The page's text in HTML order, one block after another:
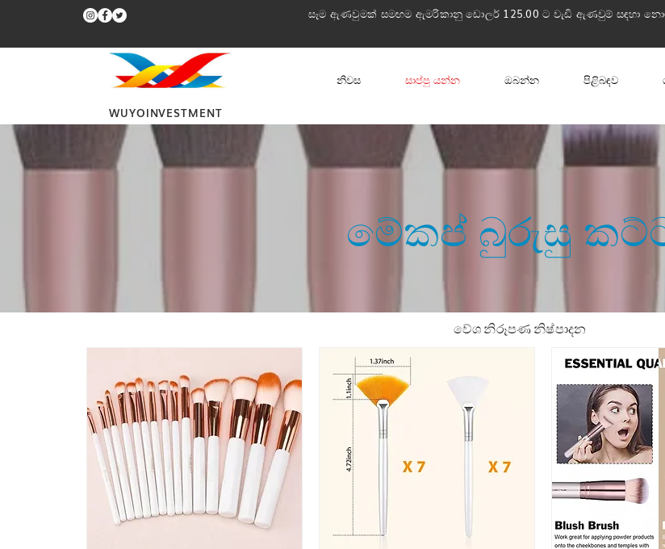
නිවස සාප්පු යන්න ඔබන්න පිළිබඳව
සෑම ඇණවුමක් සමඟම ඇමරිකානු ඩොලර් 125.00 ට වැඩි ඇණවුම් සඳහා
WUYOINVESTMENT
මේකප් බුරුසු
වේශ නිරූපණ නිෂ්පාදන